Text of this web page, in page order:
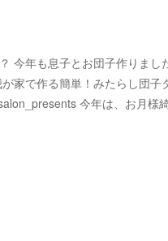
今年も息子とお団子作りま
家で作る簡単！みたらし団子
今年は、お月様